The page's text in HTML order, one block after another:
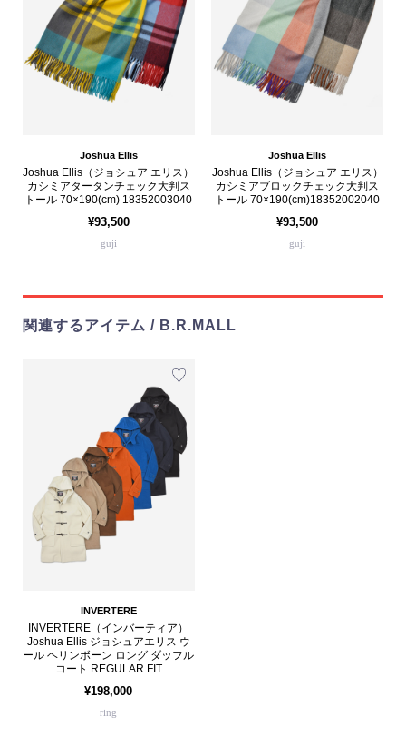
Joshua Ellis
Joshua Ellis（ジョシュア エリス）
カシミアタータンチェック大判ス
トール 70×190(cm) 18352003040
¥93,500
guji
Joshua Ellis
Joshua Ellis（ジョシュア エリス）
カシミアブロックチェック大判ス
トール 70×190(cm)18352002040
¥93,500
guji
関連するアイテム / B.R.MALL
INVERTERE
INVERTERE（インバーティア）
Joshua Ellis ジョシュアエリス ウ
ール ヘリンボーン ロング ダッフル
コート REGULAR FIT
¥198,000
ring